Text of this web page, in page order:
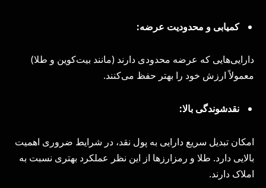
کمیابی و محدودیت عرضه:
دارایی‌هایی که عرضه محدودی دارند (مانند بیت‌کوین و طلا)
معمولاً ارزش خود را بهتر حفظ می‌کنند.
نقدشوندگی بالا:
امکان تبدیل سریع دارایی به پول نقد، در شرایط ضروری اهمیت
بالایی دارد. طلا و رمزارزها از این نظر عملکرد بهتری نسبت به
املاک دارند.